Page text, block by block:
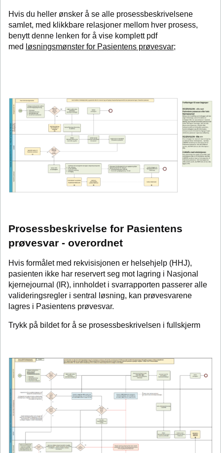
Hvis du heller ønsker å se alle prosessbeskrivelsene
samlet, med klikkbare relasjoner mellom hver prosess,
benytt denne lenken for å vise komplett pdf
med
løsningsmønster for Pasientens prøvesvar;
Prosessbeskrivelse for Pasientens
prøvesvar - overordnet
Hvis formålet med rekvisisjonen er helsehjelp (HHJ),
pasienten ikke har reservert seg mot lagring i Nasjonal
kjernejournal (IR), innholdet i svarrapporten passerer alle
valideringsregler i sentral løsning, kan prøvesvarene
lagres i Pasientens prøvesvar.
Trykk på bildet for å se prosessbeskrivelsen i fullskjerm